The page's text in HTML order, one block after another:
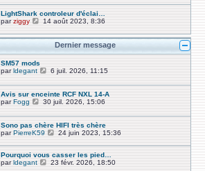
i
r
d
i
e
m
e
s
a
g
e
LightShark controleur d'éclai…
parziggy
V
i
d
e
i
e
m
e
s
g
e
14 août 2023, 8:36
Dernier message
SM57 mods
parldegant
V
i
r
l
d
e
r
n
i
e
6 juil. 2026, 11:15
Avis sur enceinte RCF NXL 14-A
parFogg
V
i
r
l
d
e
r
30 juil. 2026, 15:06
Sono pas chère HIFI très chère
parPierreK59
V
i
r
l
24 juin 2023, 15:36
Pourquoi vous casser les pied…
parldegant
V23 févr. 2026, 18:50